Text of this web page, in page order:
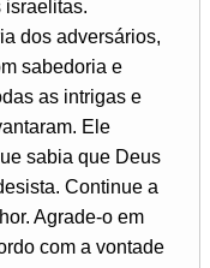
israelitas.
dos adversários,
sabedoria e
as intrigas e
Ele
sabia que Deus
Continue a
Agrade-o em
com a vontade